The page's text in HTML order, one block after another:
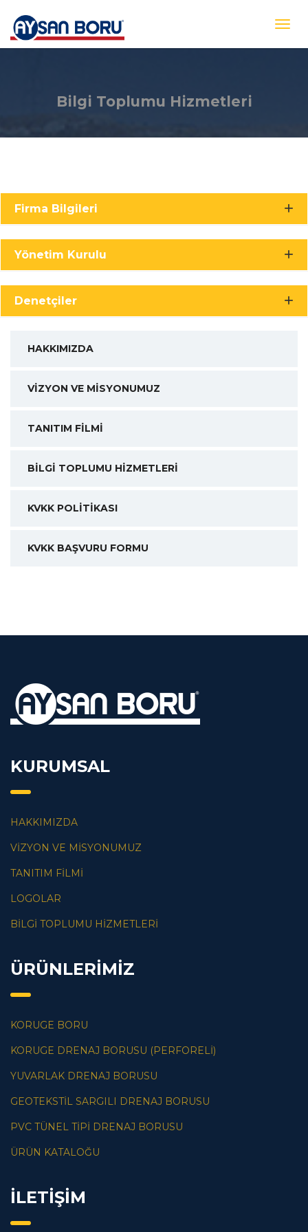
Bilgi Toplumu Hizmetleri
Firma Bilgileri
Yönetim Kurulu
Denetçiler
HAKKIMIZDA
VİZYON VE MİSYONUMUZ
TANITIM FİLMİ
BİLGİ TOPLUMU HİZMETLERİ
KVKK POLİTİKASI
KVKK BAŞVURU FORMU
KURUMSAL
HAKKIMIZDA
VİZYON VE MİSYONUMUZ
TANITIM FİLMİ
LOGOLAR
BİLGİ TOPLUMU HİZMETLERİ
ÜRÜNLERİMİZ
KORUGE BORU
KORUGE DRENAJ BORUSU (PERFORELI)
YUVARLAK DRENAJ BORUSU
GEOTEKSTIL SARGILI DRENAJ BORUSU
PVC TÜNEL TIPI DRENAJ BORUSU
ÜRÜN KATALOĞU
İLETİŞİM